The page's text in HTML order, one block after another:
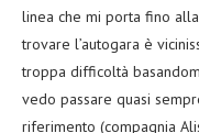
linea che mi porta fino
trovare l’autogara è
troppa difficoltà
vedo passare quasi
riferimento (compagnia